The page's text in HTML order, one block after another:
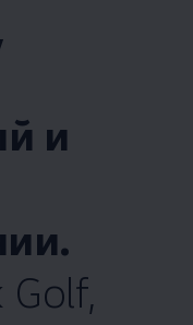
и
Golf,